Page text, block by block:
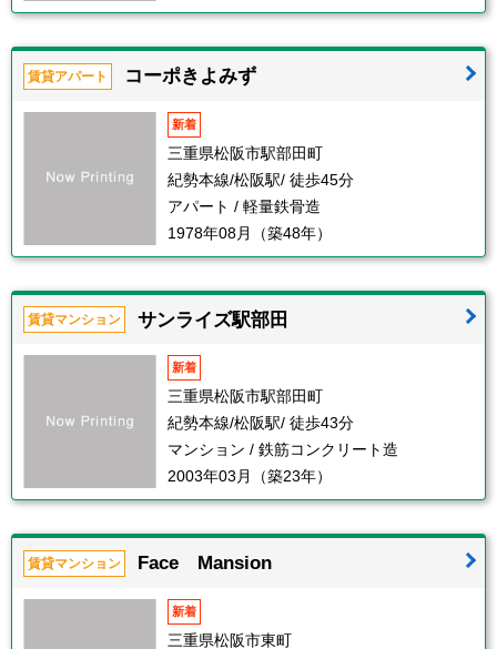
賃貸アパート コーポきよみず
新着
三重県松阪市駅部田町
紀勢本線/松阪駅/ 徒歩45分
アパート / 軽量鉄骨造
1978年08月（築48年）
賃貸マンション サンライズ駅部田
新着
三重県松阪市駅部田町
紀勢本線/松阪駅/ 徒歩43分
マンション / 鉄筋コンクリート造
2003年03月（築23年）
賃貸マンション Face Mansion
新着
三重県松阪市東町